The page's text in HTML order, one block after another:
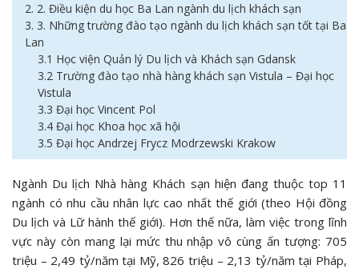
2. 2. Điều kiện du học Ba Lan ngành du lịch khách sạn
3. 3. Những trường đào tạo ngành du lịch khách sạn tốt tại Ba
Lan
3.1 Học viện Quản lý Du lịch và Khách sạn Gdansk
3.2 Trường đào tạo nhà hàng khách sạn Vistula – Đại học
Vistula
3.3 Đại học Vincent Pol
3.4 Đại học Khoa học xã hội
3.5 Đại học Andrzej Frycz Modrzewski Krakow
Ngành Du lịch Nhà hàng Khách sạn hiện đang thuộc top 11
ngành có nhu cầu nhân lực cao nhất thế giới (theo Hội đồng
Du lịch và Lữ hành thế giới). Hơn thế nữa, làm việc trong lĩnh
vực này còn mang lại mức thu nhập vô cùng ấn tượng: 705
triệu – 2,49 tỷ/năm tại Mỹ, 826 triệu – 2,13 tỷ/năm tại Pháp,